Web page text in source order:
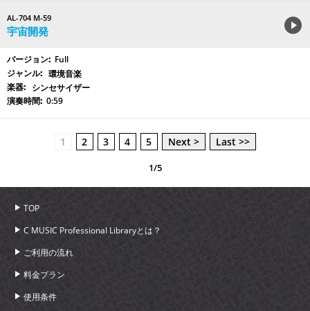
AL-704 M-59
宇宙開発
Full
環境音楽
シンセサイザー
0:59
1 2 3 4 5 Next > Last >>
1/5
TOP
C MUSIC Professional Libraryとは？
ご利用の流れ
料金プラン
使用条件